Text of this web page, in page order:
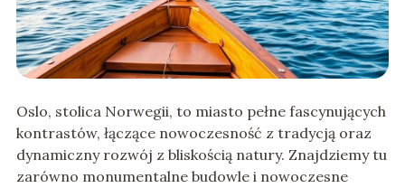
Oslo, stolica Norwegii, to miasto pełne fascynujących
kontrastów, łączące nowoczesność z tradycją oraz
dynamiczny rozwój z bliskością natury. Znajdziemy tu
zarówno monumentalne budowle i nowoczesne